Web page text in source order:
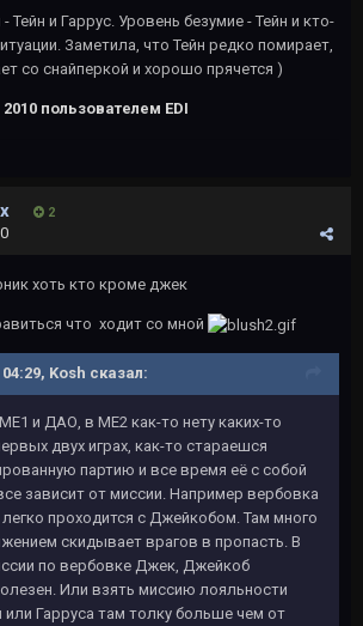
Тейн и Гаррус. Уровень безумие - Тейн и кто-
Заметила, что Тейн редко помирает,
со снайперкой и хорошо прячется )
пользователем EDI
2
хоть кто кроме джек
что ходит со мной
Kosh сказал:
и ДАО, в МЕ2 как-то нету каких-то
двух играх, как-то стараешся
партию и все время её с собой
зависит от миссии. Например вербовка
проходится с Джейкобом. Там много
скидывает врагов в пропасть. В
по вербовке Джек, Джейкоб
Или взять миссию лояльности
Гарруса там толку больше чем от